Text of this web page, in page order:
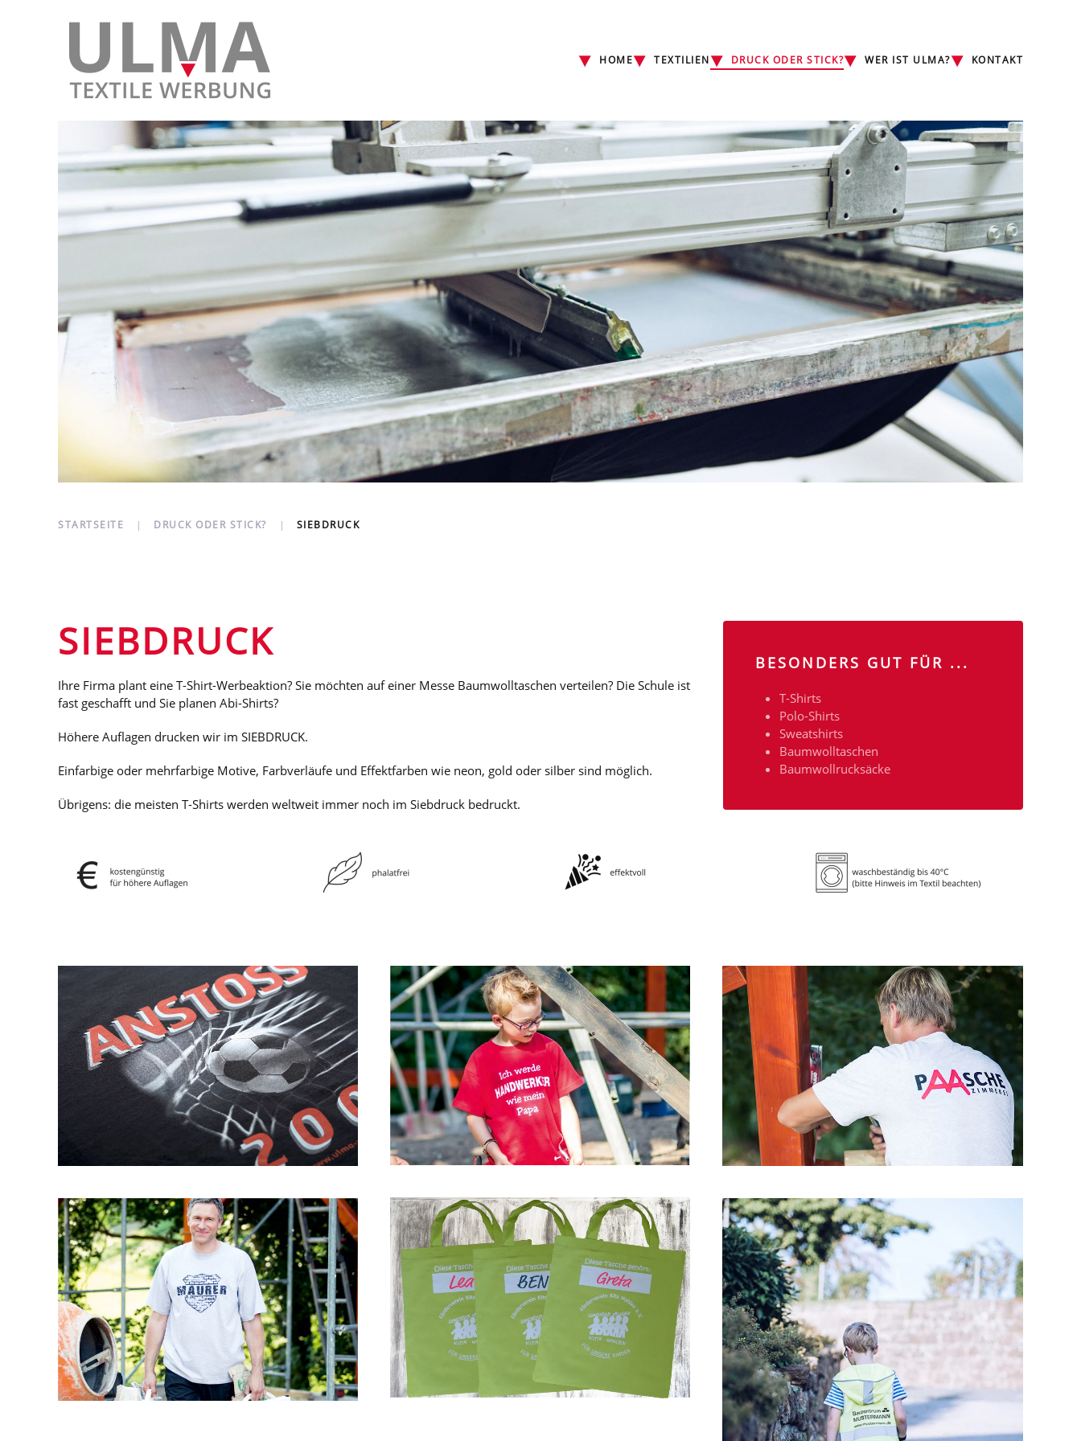
HOME TEXTILIEN DRUCK ODER STICK? WER IST ULMA? KONTAKT
STARTSEITE DRUCK ODER STICK? SIEBDRUCK
SIEBDRUCK
Ihre Firma plant eine T-Shirt-Werbeaktion? Sie möchten auf einer Messe Baumwolltaschen verteilen? Die Schule ist
fast geschafft und Sie planen Abi-Shirts?
Höhere Auflagen drucken wir im SIEBDRUCK.
Einfarbige oder mehrfarbige Motive, Farbverläufe und Effektfarben wie neon, gold oder silber sind möglich.
Übrigens: die meisten T-Shirts werden weltweit immer noch im Siebdruck bedruckt.
BESONDERS GUT FÜR ...
T-Shirts
Polo-Shirts
Sweatshirts
Baumwolltaschen
Baumwollrucksäcke
GROSSANSICHT GROSSANSICHT GROSSANSICHT
GROSSANSICHT GROSSANSICHT
GROSSANSICHT